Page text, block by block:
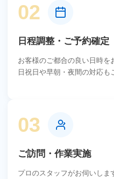
02
日程調整・ご予約確定
お客様のご都合の良い日時を
日祝日や早朝・夜間の対応も
03
ご訪問・作業実施
プロのスタッフがお伺いしま